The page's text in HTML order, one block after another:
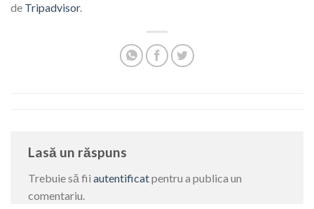
de Tripadvisor.
Lasă un răspuns
Trebuie să fii autentificatpentru a publica un
comentariu.